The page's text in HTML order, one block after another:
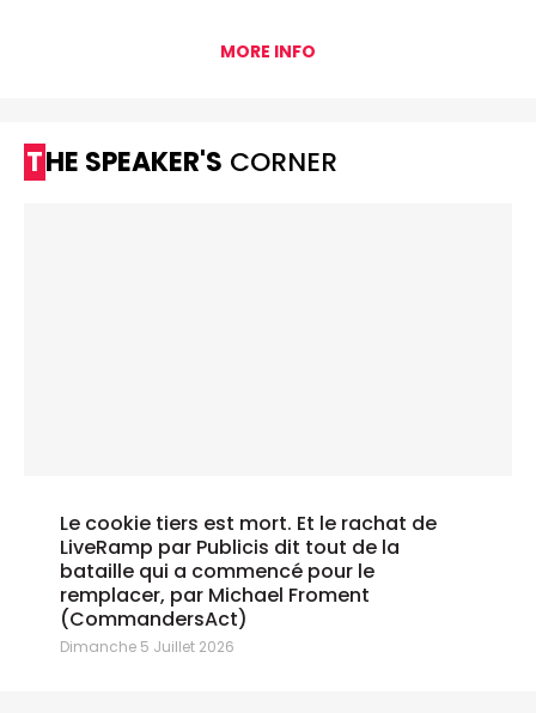
MORE INFO
THE SPEAKER'S CORNER
Le cookie tiers est mort. Et le rachat de
LiveRamp par Publicis dit tout de la
bataille qui a commencé pour le
remplacer, par Michael Froment
(CommandersAct)
Dimanche 5 Juillet 2026